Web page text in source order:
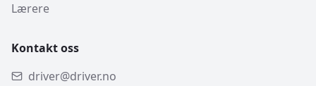
Lærere
Kontakt oss
driver@driver.no